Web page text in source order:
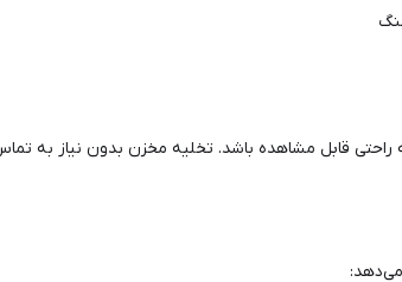
قابل مشاهده باشد. تخلیه مخزن بدون نیاز به